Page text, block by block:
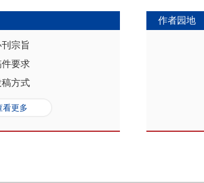
中，既要立足当下人口负增长的现实，充分挖掘和利用现有人口
放眼未来人口发展趋势，积极挖掘、培育人口结构优化红利、人
红利和人口合理分布红利，以相关政策制度的调整完善为路径，
展符合创新、协调、绿色、开放、共享的理念需求，积极回应人
势性特征和高质量发展的目标任务，通过进一步完善生育养老政
育强国建设、优化城镇格局体系，以人口与经济高质量发展支撑
刊宗旨
件要求
稿方式
看更多
作者园地